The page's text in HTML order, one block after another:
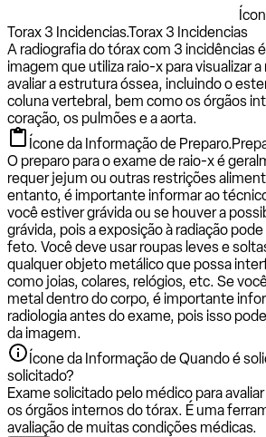
Torax 3 Incidencias.Torax 3 Incidencias
A radiografia do tórax com 3 incidências
imagem que utiliza raio-x para visualizar
avaliar a estrutura óssea, incluindo o
coluna vertebral, bem como os órgãos
coração, os pulmões e a aorta.
Ícone da Informação de Preparo.
O preparo para o exame de raio-x é
requer jejum ou outras restrições
entanto, é importante informar ao
você estiver grávida ou se houver a
grávida, pois a exposição à radiação
feto. Você deve usar roupas leves e
qualquer objeto metálico que possa
como joias, colares, relógios, etc. Se
metal dentro do corpo, é importante
radiologia antes do exame, pois isso
da imagem.
Ícone da Informação de Quando é
solicitado?
Exame solicitado pelo médico para
os órgãos internos do tórax. É uma
avaliação de muitas condições médicas.